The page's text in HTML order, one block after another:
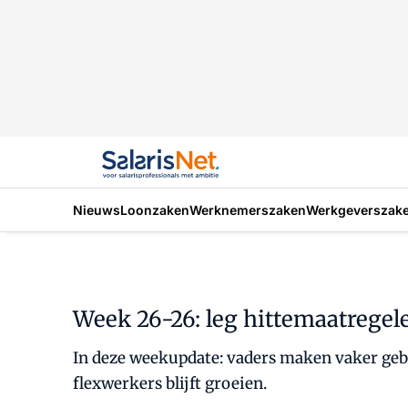
NieuwsLoonzakenWerknemerszaken
Week 26-26: leg
In deze weekupdate: vaders maken vaker
flexwerkers blijft groeien.